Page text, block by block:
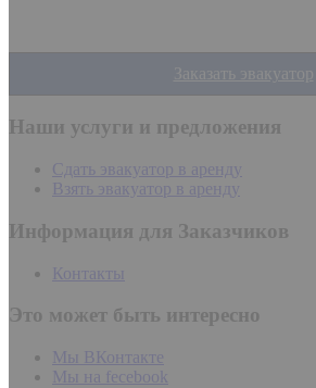
Заказать эвакуатор
Наши услуги и предложения
Сдать эвакуатор в аренду
Взять эвакуатор в аренду
Информация для Заказчиков
Контакты
Это может быть интересно
Мы ВКонтакте
Мы на fecebook